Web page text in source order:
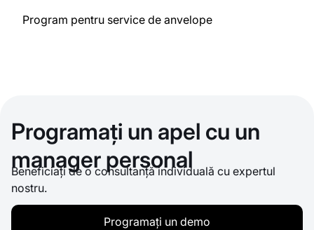
Program pentru service de anvelope
Programați un apel cu un
manager personal
Beneficiați de o consultanță individuală cu expertul
nostru.
Programați un demo